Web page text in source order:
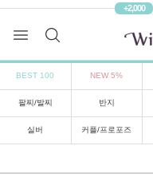
+2,000
BEST 100 NEW 5%
팔찌/발찌 반지
실버 커플/프로포즈